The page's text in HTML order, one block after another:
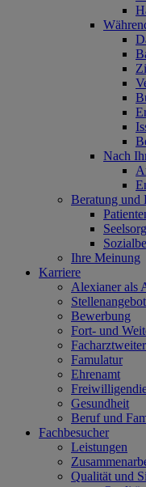
Nach
Beratung und
Ihre Meinung
Karriere
Alexianer als
Bewerbung
Fort- und
Famulatur
Ehrenamt
Gesundheit
Beruf und
Fachbesucher
Leistungen
Qualität und